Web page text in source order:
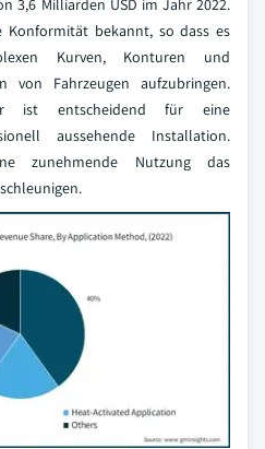
3,6 Milliarden USD im Jahr 2022.
Konformität bekannt, so dass es
Kurven, Konturen und
von Fahrzeugen aufzubringen.
ist entscheidend für eine
aussehende Installation.
zunehmende Nutzung das